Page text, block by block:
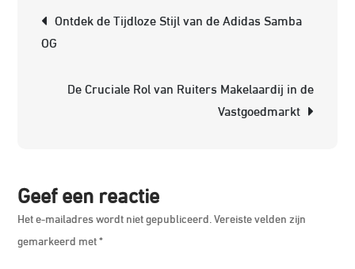
Ontdek de Tijdloze Stijl van de Adidas Samba
OG
De Cruciale Rol van Ruiters Makelaardij in de
Vastgoedmarkt
Geef een reactie
Het e-mailadres wordt niet gepubliceerd. Vereiste velden zijn
gemarkeerd met*